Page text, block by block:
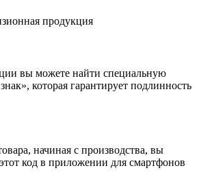
продукция
вы можете найти специальную
которая гарантирует подлинность
начиная с производства, вы
код в приложении для смартфонов